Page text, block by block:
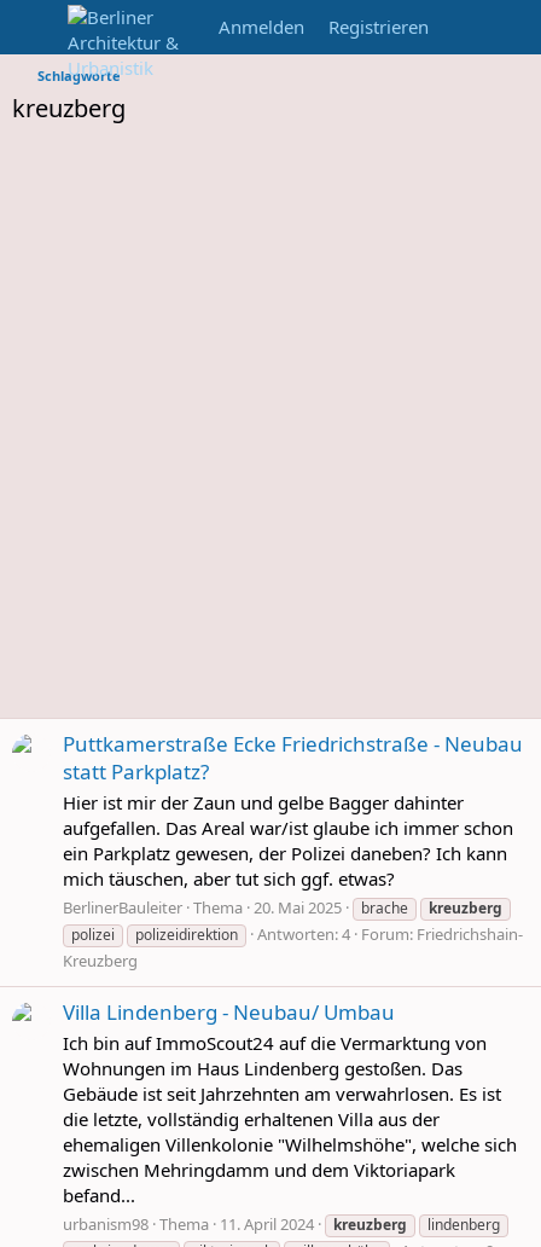
Anmelden Registrieren
Schlagworte
kreuzberg
Puttkamerstraße Ecke Friedrichstraße - Neubau
statt Parkplatz?
Hier ist mir der Zaun und gelbe Bagger dahinter
aufgefallen. Das Areal war/ist glaube ich immer schon
ein Parkplatz gewesen, der Polizei daneben? Ich kann
mich täuschen, aber tut sich ggf. etwas?
BerlinerBauleiter Thema 20. Mai 2025 brache
kreuzberg
polizei
polizeidirektion Antworten: 4 Forum: Friedrichshain-
Kreuzberg
Villa Lindenberg - Neubau/ Umbau
Ich bin auf ImmoScout24 auf die Vermarktung von
Wohnungen im Haus Lindenberg gestoßen. Das
Gebäude ist seit Jahrzehnten am verwahrlosen. Es ist
die letzte, vollständig erhaltenen Villa aus der
ehemaligen Villenkolonie "Wilhelmshöhe", welche sich
zwischen Mehringdamm und dem Viktoriapark
befand...
urbanism98 Thema 11. April 2024 kreuzberg
lindenberg